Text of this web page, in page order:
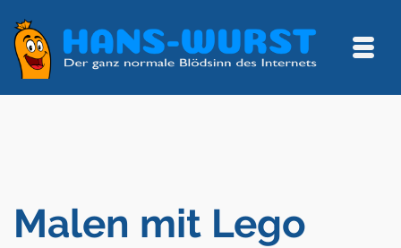
Malen mit Lego